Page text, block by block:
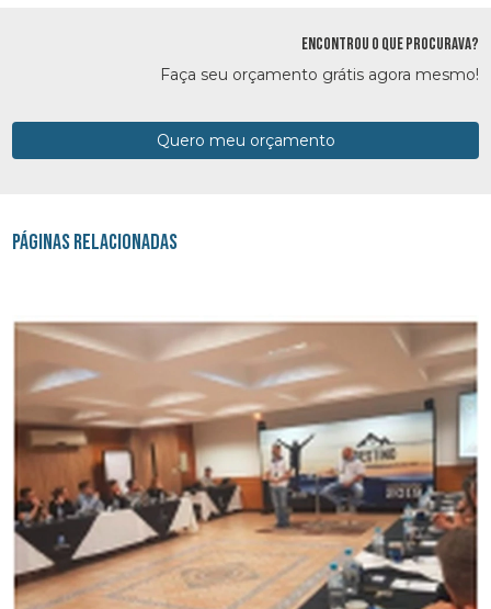
ENCONTROU O QUE PROCURAVA?
Faça seu orçamento grátis agora mesmo!
Quero meu orçamento
Páginas Relacionadas